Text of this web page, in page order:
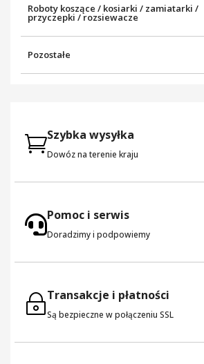
Roboty koszące / kosiarki / zamiatarki /
przyczepki / rozsiewacze
Pozostałe
Szybka wysyłka
Dowóz na terenie kraju
Pomoc i serwis
Doradzimy i podpowiemy
~Transakcje i płatności
Są bezpieczne w połączeniu SSL